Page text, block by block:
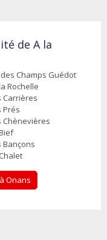
de A la
Champs Guédot
Rochelle
Carrières
Prés
Chènevières
Bançons
Onans